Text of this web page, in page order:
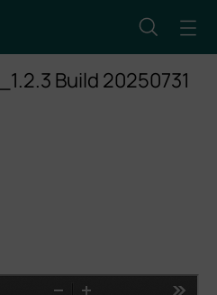
Build 20250731